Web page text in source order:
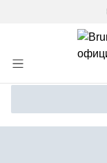
Content